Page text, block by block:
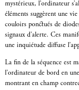
mystérieux, l’ordinateur
éléments suggèrent une
couloirs ponctués de
signaux d’alerte. Ces
une inquiétude diffuse
La fin de la séquence est
l’ordinateur de bord en
montrant en champ